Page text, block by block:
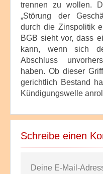
trennen zu wollen.
„Störung der
durch die Zinspolitik
BGB sieht vor, dass
kann, wenn sich
Abschluss
haben. Ob dieser
gerichtlich Bestand
Kündigungswelle
Schreibe einen
Deine E-Mail-